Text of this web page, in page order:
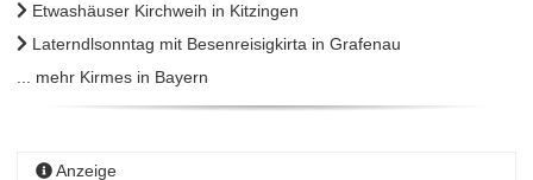
Etwashäuser Kirchweih in Kitzingen
Laterndlsonntag mit Besenreisigkirta in Grafenau
... mehr Kirmes in Bayern
Anzeige